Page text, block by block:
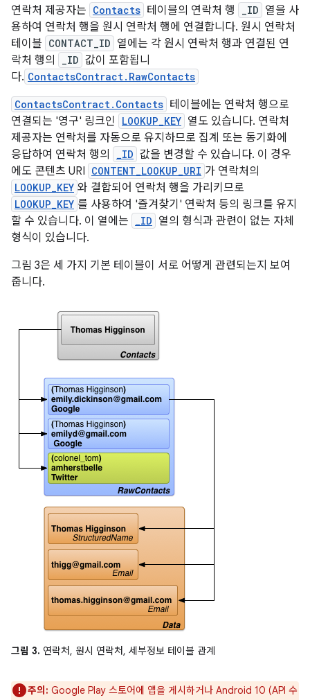
연락처 제공자는 Contacts 테이블의 연락처 행 _ID 열을 사
용하여 연락처 행을 원시 연락처 행에 연결합니다. 원시 연락처
테이블 CONTACT_ID 열에는 각 원시 연락처 행과 연결된 연
락처 행의
_ID 값이 포함됩니
다. ContactsContract.RawContacts
ContactsContract.Contacts 테이블에는 연락처 행으로
연결되는 '영구' 링크인
LOOKUP_KEY 열도 있습니다. 연락처
제공자는 연락처를 자동으로 유지하므로 집계 또는 동기화에
응답하여 연락처 행의
_ID 값을 변경할 수 있습니다. 이 경우
에도 콘텐츠 URI CONTENT_LOOKUP_URI 가 연락처의
LOOKUP_KEY 와 결합되어 연락처 행을 가리키므로
LOOKUP_KEY 를 사용하여 '즐겨찾기' 연락처 등의 링크를 유지
할 수 있습니다. 이 열에는 _ID 열의 형식과 관련이 없는 자체
형식이 있습니다.
그림 3은 세 가지 기본 테이블이 서로 어떻게 관련되는지 보여
줍니다.
그림 3. 연락처, 원시 연락처, 세부정보 테이블 관계
주의: Google Play 스토어에 앱을 게시하거나 Android 10 (API 수